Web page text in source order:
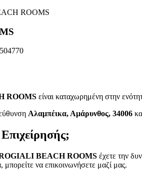
ROOMS
ROOMS είναι καταχωρημένη στην
Αλαμπέικα, Αμάρυνθος, 34006
BEACH ROOMS έχετε την
να επικοινωνήσετε μαζί μας.